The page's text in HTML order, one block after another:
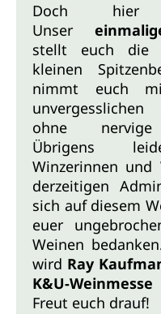
Doch hier
Unser
stellt euch die
kleinen
nimmt euch
ohne nervige
Übrigens
Winzerinnen
derzeitigen
sich auf diesem
euer
Weinen
wird Ray
K&U-
Freut euch drauf!